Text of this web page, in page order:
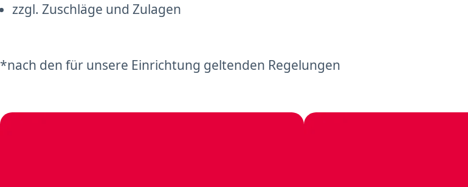
zzgl. Zuschläge und Zulagen
*nach den für unsere Einrichtung geltenden Regelungen